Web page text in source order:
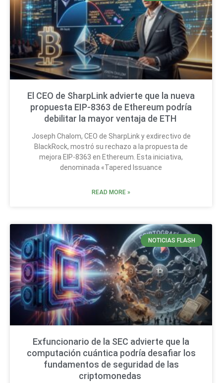
El CEO de SharpLink advierte que la nueva
propuesta EIP-8363 de Ethereum podría
debilitar la mayor ventaja de ETH
Joseph Chalom, CEO de SharpLink y exdirectivo de
BlackRock, mostró su rechazo a la propuesta de
mejora EIP-8363 en Ethereum. Esta iniciativa,
denominada «Tapered Issuance
READ MORE »
NOTICIAS FLASH
Exfuncionario de la SEC advierte que la
computación cuántica podría desafiar los
fundamentos de seguridad de las
criptomonedas